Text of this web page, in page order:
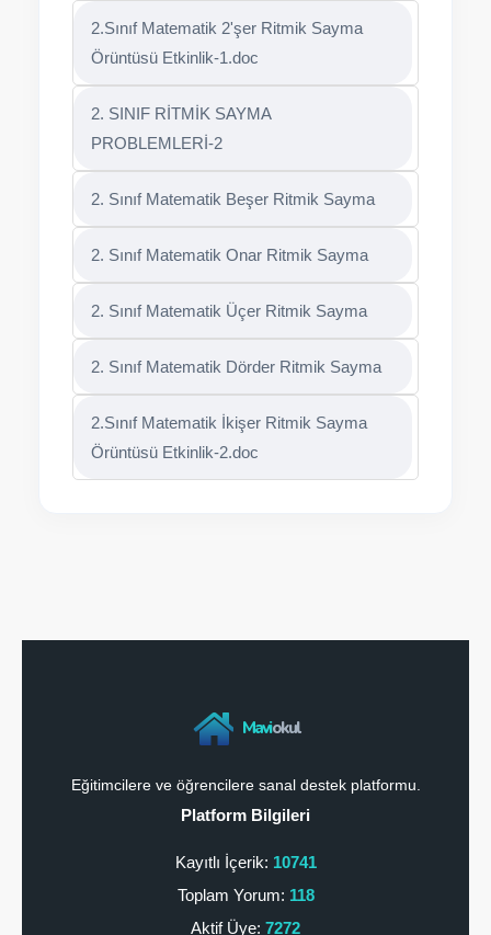
2.Sınıf Matematik 2'şer Ritmik Sayma
Örüntüsü Etkinlik-1.doc
2. SINIF RİTMİK SAYMA
PROBLEMLERİ-2
2. Sınıf Matematik Beşer Ritmik Sayma
2. Sınıf Matematik Onar Ritmik Sayma
2. Sınıf Matematik Üçer Ritmik Sayma
2. Sınıf Matematik Dörder Ritmik Sayma
2.Sınıf Matematik İkişer Ritmik Sayma
Örüntüsü Etkinlik-2.doc
Maviokul
Eğitimcilere ve öğrencilere sanal destek platformu.
Platform Bilgileri
Kayıtlı İçerik: 10741
Toplam Yorum: 118
Aktif Üye: 7272